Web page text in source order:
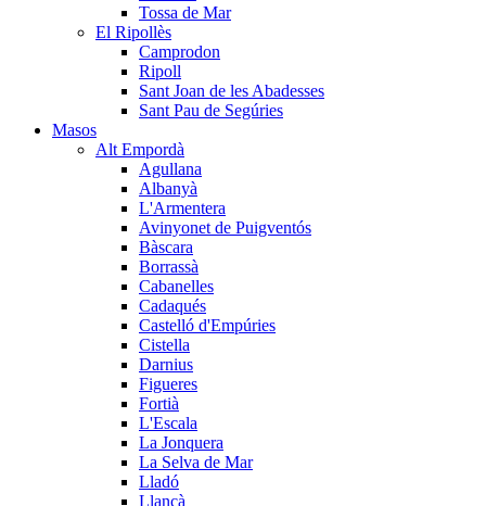
Tossa de Mar
El Ripollès
Camprodon
Ripoll
Sant Joan de les Abadesses
Sant Pau de Segúries
Masos
Alt Empordà
Agullana
Albanyà
L'Armentera
Avinyonet de Puigventós
Bàscara
Borrassà
Cabanelles
Cadaqués
Castelló d'Empúries
Cistella
Darnius
Figueres
Fortià
L'Escala
La Jonquera
La Selva de Mar
Lladó
Llançà